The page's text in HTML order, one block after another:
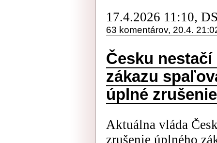
17.4.2026 11:10,
63 komentárov, 20.4.
Česku
zákazu
úplné
Aktuálna vláda
zrušenie úplného